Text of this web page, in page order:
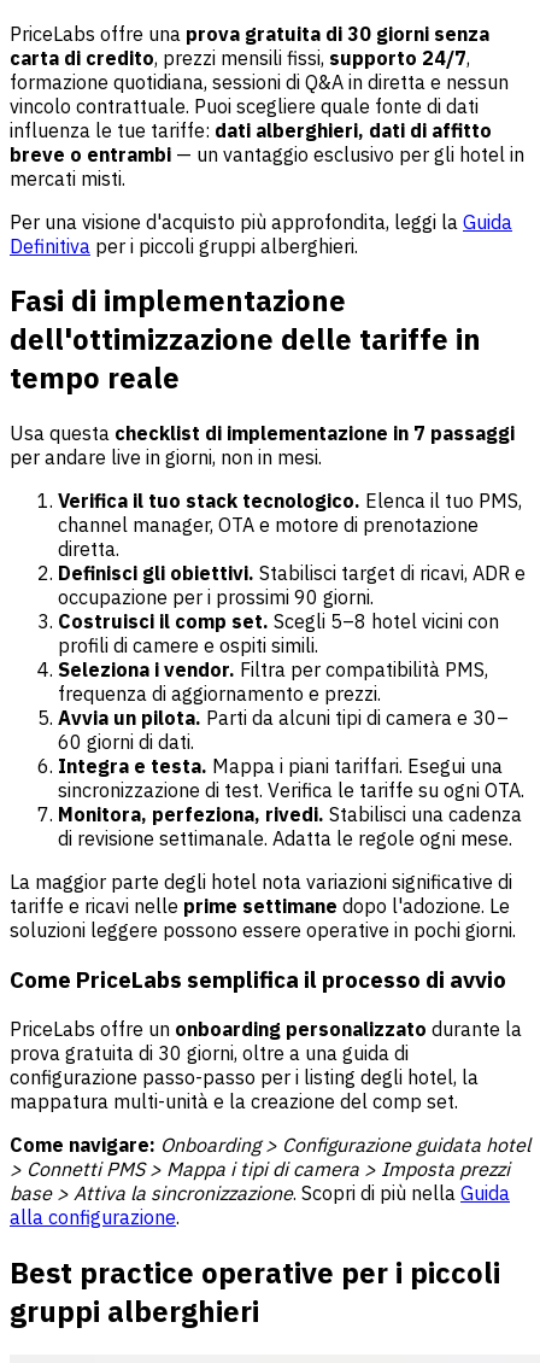
PriceLabs offre una prova gratuita di 30 giorni senza
carta di credito, prezzi mensili fissi, supporto 24/7,
formazione quotidiana, sessioni di Q&A in diretta e nessun
vincolo contrattuale. Puoi scegliere quale fonte di dati
influenza le tue tariffe: dati alberghieri, dati di affitto
breve o entrambi — un vantaggio esclusivo per gli hotel in
mercati misti.
Per una visione d'acquisto più approfondita, leggi la Guida
Definitiva per i piccoli gruppi alberghieri.
Fasi di implementazione
dell'ottimizzazione delle tariffe in
tempo reale
Usa questa checklist di implementazione in 7 passaggi
per andare live in giorni, non in mesi.
Verifica il tuo stack tecnologico. Elenca il tuo PMS,
channel manager, OTA e motore di prenotazione
diretta.
Definisci gli obiettivi. Stabilisci target di ricavi, ADR e
occupazione per i prossimi 90 giorni.
Costruisci il comp set. Scegli 5–8 hotel vicini con
profili di camere e ospiti simili.
Seleziona i vendor. Filtra per compatibilità PMS,
frequenza di aggiornamento e prezzi.
Avvia un pilota. Parti da alcuni tipi di camera e 30–
60 giorni di dati.
Integra e testa. Mappa i piani tariffari. Esegui una
sincronizzazione di test. Verifica le tariffe su ogni OTA.
Monitora, perfeziona, rivedi. Stabilisci una cadenza
di revisione settimanale. Adatta le regole ogni mese.
La maggior parte degli hotel nota variazioni significative di
tariffe e ricavi nelle prime settimane dopo l'adozione. Le
soluzioni leggere possono essere operative in pochi giorni.
Come PriceLabs semplifica il processo di avvio
PriceLabs offre un onboarding personalizzato durante la
prova gratuita di 30 giorni, oltre a una guida di
configurazione passo-passo per i listing degli hotel, la
mappatura multi-unità e la creazione del comp set.
Come navigare: Onboarding > Configurazione guidata hotel
> Connetti PMS > Mappa i tipi di camera > Imposta prezzi
base > Attiva la sincronizzazione. Scopri di più nella Guida
alla configurazione.
Best practice operative per i piccoli
gruppi alberghieri